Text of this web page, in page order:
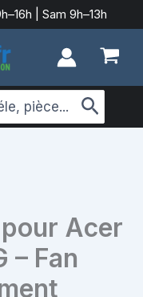
| Sam 9h–13h
Acer
– Fan